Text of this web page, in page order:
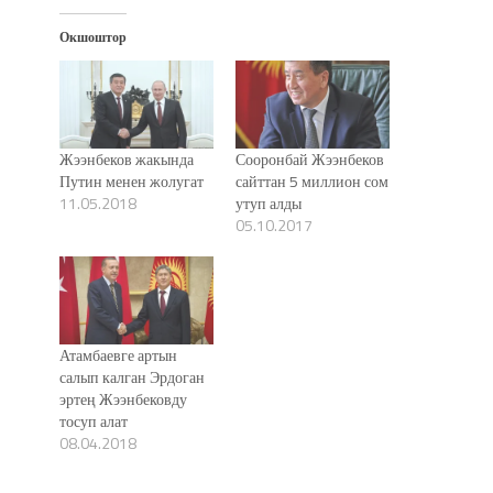
Окшоштор
Жээнбеков жакында
Путин менен жолугат
11.05.2018
Сооронбай Жээнбеков
сайттан 5 миллион сом
утуп алды
05.10.2017
Атамбаевге артын
салып калган Эрдоган
эртең Жээнбековду
тосуп алат
08.04.2018